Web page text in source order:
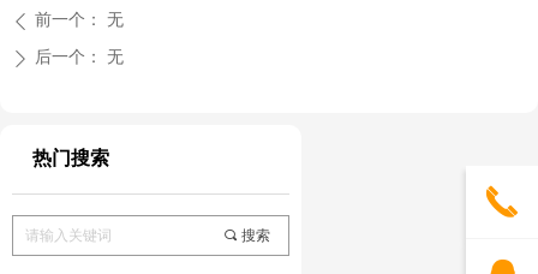
ꄴ 前一个： 无
ꄲ 后一个： 无
热门搜索
끠 搜索
끅